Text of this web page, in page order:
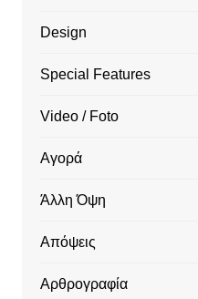
Design
Special Features
Video / Foto
Αγορά
Άλλη Όψη
Απόψεις
Αρθρογραφία